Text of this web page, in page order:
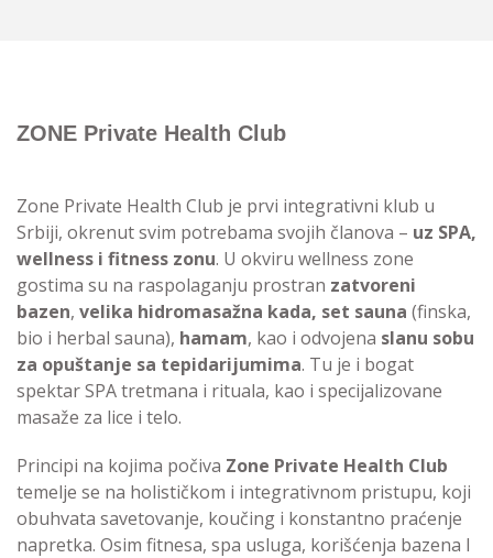
ZONE Private Health Club
Zone Private Health Club je prvi integrativni klub u
Srbiji, okrenut svim potrebama svojih članova – uz SPA,
wellness i fitness zonu. U okviru wellness zone
gostima su na raspolaganju prostran zatvoreni
bazen, velika hidromasažna kada, set sauna (finska,
bio i herbal sauna), hamam, kao i odvojena slanu sobu
za opuštanje sa tepidarijumima. Tu je i bogat
spektar SPA tretmana i rituala, kao i specijalizovane
masaže za lice i telo.
Principi na kojima počiva Zone Private Health Club
temelje se na holističkom i integrativnom pristupu, koji
obuhvata savetovanje, koučing i konstantno praćenje
napretka. Osim fitnesa, spa usluga, korišćenja bazena I